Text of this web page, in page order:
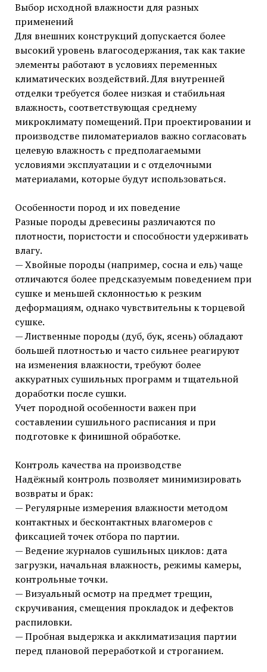
Выбор исходной влажности для разных
применений
Для внешних конструкций допускается более
высокий уровень влагосодержания, так как такие
элементы работают в условиях переменных
климатических воздействий. Для внутренней
отделки требуется более низкая и стабильная
влажность, соответствующая среднему
микроклимату помещений. При проектировании и
производстве пиломатериалов важно согласовать
целевую влажность с предполагаемыми
условиями эксплуатации и с отделочными
материалами, которые будут использоваться.
Особенности пород и их поведение
Разные породы древесины различаются по
плотности, пористости и способности удерживать
влагу.
— Хвойные породы (например, сосна и ель) чаще
отличаются более предсказуемым поведением при
сушке и меньшей склонностью к резким
деформациям, однако чувствительны к торцевой
сушке.
— Лиственные породы (дуб, бук, ясень) обладают
большей плотностью и часто сильнее реагируют
на изменения влажности, требуют более
аккуратных сушильных программ и тщательной
доработки после сушки.
Учет породной особенности важен при
составлении сушильного расписания и при
подготовке к финишной обработке.
Контроль качества на производстве
Надёжный контроль позволяет минимизировать
возвраты и брак:
— Регулярные измерения влажности методом
контактных и бесконтактных влагомеров с
фиксацией точек отбора по партии.
— Ведение журналов сушильных циклов: дата
загрузки, начальная влажность, режимы камеры,
контрольные точки.
— Визуальный осмотр на предмет трещин,
скручивания, смещения прокладок и дефектов
распиловки.
— Пробная выдержка и акклиматизация партии
перед плановой переработкой и строганием.